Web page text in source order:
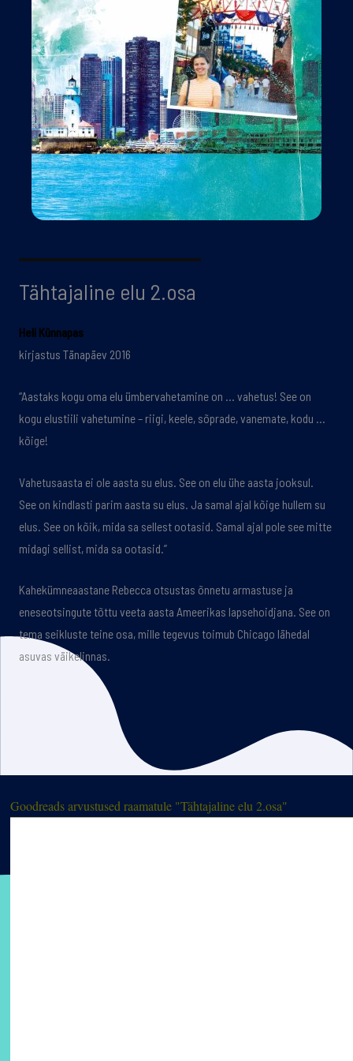
Tähtajaline elu 2.osa
Heli Künnapas
kirjastus Tänapäev 2016
“Aastaks kogu oma elu ümbervahetamine on … vahetus! See on
kogu elustiili vahetumine – riigi, keele, sõprade, vanemate, kodu …
kõige!
Vahetusaasta ei ole aasta su elus. See on elu ühe aasta jooksul.
See on kindlasti parim aasta su elus. Ja samal ajal kõige hullem su
elus. See on kõik, mida sa sellest ootasid. Samal ajal pole see mitte
midagi sellist, mida sa ootasid.”
Kahekümneaastane Rebecca otsustas õnnetu armastuse ja
eneseotsingute tõttu veeta aasta Ameerikas lapsehoidjana. See on
tema seikluste teine osa, mille tegevus toimub Chicago lähedal
asuvas väikelinnas.
Goodreads arvustused raamatule "Tähtajaline elu 2.osa"